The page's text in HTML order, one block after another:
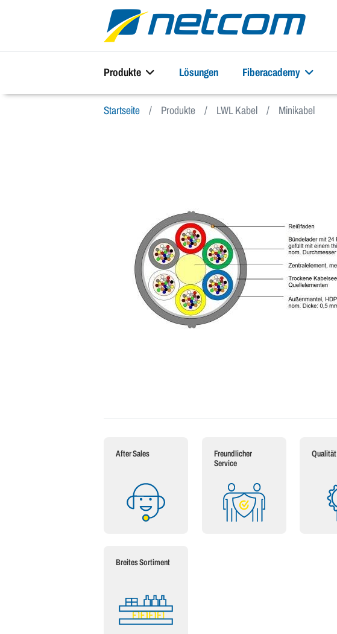
Produkte Lösungen Fiberacademy
Startseite Produkte LWL Kabel Minikabel
After Sales
Freundlicher
Service
Qualität
Breites Sortiment